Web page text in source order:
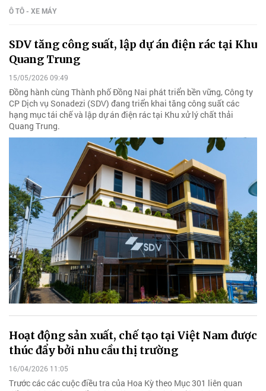
Ô TÔ - XE MÁY
SDV tăng công suất, lập dự án điện rác tại Khu
Quang Trung
15/05/2026 09:49
Đồng hành cùng Thành phố Đồng Nai phát triển bền vững, Công ty
CP Dịch vụ Sonadezi (SDV) đang triển khai tăng công suất các
hạng mục tái chế và lập dự án điện rác tại Khu xử lý chất thải
Quang Trung.
Hoạt động sản xuất, chế tạo tại Việt Nam được
thúc đẩy bởi nhu cầu thị trường
16/04/2026 11:05
Trước các các cuộc điều tra của Hoa Kỳ theo Mục 301 liên quan